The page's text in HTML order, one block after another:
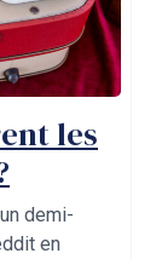
les
demi-
en